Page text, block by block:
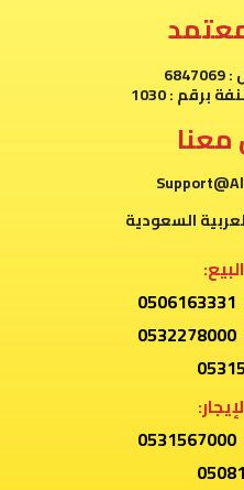
برقم : 1030
السعودية
0506163331
0532278000
0531567000